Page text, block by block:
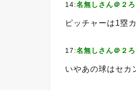
14:名無しさん＠２
ピッチャーは1塁
17:名無しさん＠２
いやあの球はセカ